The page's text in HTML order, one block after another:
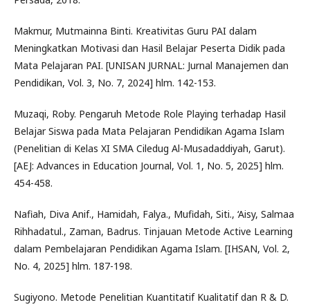
Makmur, Mutmainna Binti. Kreativitas Guru PAI dalam
Meningkatkan Motivasi dan Hasil Belajar Peserta Didik pada
Mata Pelajaran PAI. [UNISAN JURNAL: Jurnal Manajemen dan
Pendidikan, Vol. 3, No. 7, 2024] hlm. 142-153.
Muzaqi, Roby. Pengaruh Metode Role Playing terhadap Hasil
Belajar Siswa pada Mata Pelajaran Pendidikan Agama Islam
(Penelitian di Kelas XI SMA Ciledug Al-Musadaddiyah, Garut).
[AEJ: Advances in Education Journal, Vol. 1, No. 5, 2025] hlm.
454-458.
Nafiah, Diva Anif., Hamidah, Falya., Mufidah, Siti., ‘Aisy, Salmaa
Rihhadatul., Zaman, Badrus. Tinjauan Metode Active Learning
dalam Pembelajaran Pendidikan Agama Islam. [IHSAN, Vol. 2,
No. 4, 2025] hlm. 187-198.
Sugiyono. Metode Penelitian Kuantitatif Kualitatif dan R & D.